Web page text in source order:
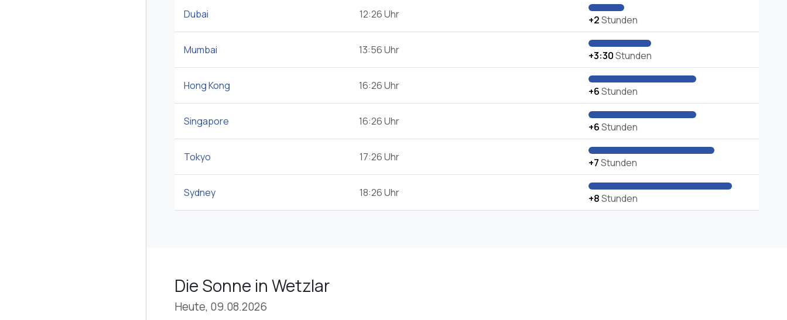
Dubai 12:26 Uhr +2Stunden
Mumbai 13:56 Uhr +3:30Stunden
Hong Kong 16:26 Uhr +6Stunden
Singapore 16:26 Uhr +6Stunden
Tokyo 17:26 Uhr +7Stunden
Sydney 18:26 Uhr +8Stunden
Die Sonne in Wetzlar
Heute, 09.08.2026